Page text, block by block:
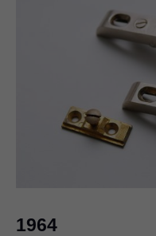
1964